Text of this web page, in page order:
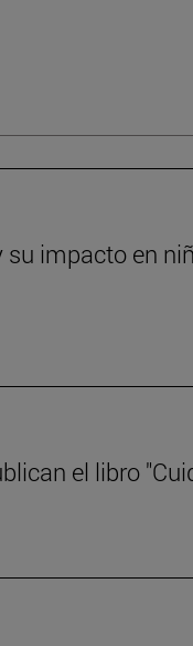
su impacto en
el libro